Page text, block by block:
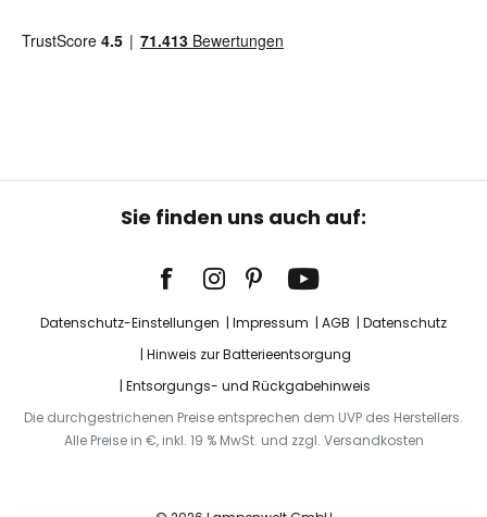
Sie finden uns auch auf:
Datenschutz-Einstellungen Impressum AGB
Datenschutz
Hinweis zur Batterieentsorgung
Entsorgungs- und Rückgabehinweis
Die durchgestrichenen Preise entsprechen dem UVP des Herstellers.
Alle Preise in €, inkl. 19 % MwSt. und zzgl. Versandkosten